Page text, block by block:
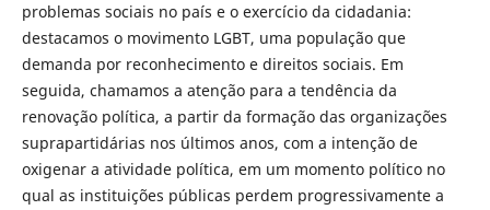
problemas sociais no país e o exercício da cidadania:
destacamos o movimento LGBT, uma população que
demanda por reconhecimento e direitos sociais. Em
seguida, chamamos a atenção para a tendência da
renovação política, a partir da formação das organizações
suprapartidárias nos últimos anos, com a intenção de
oxigenar a atividade política, em um momento político no
qual as instituições públicas perdem progressivamente a